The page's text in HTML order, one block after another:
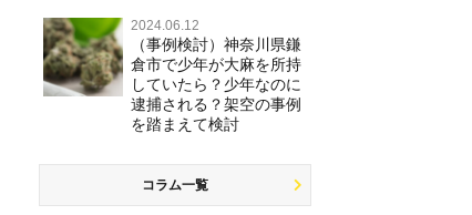
2024.06.12
（事例検討）神奈川県鎌
倉市で少年が大麻を所持
していたら？少年なのに
逮捕される？架空の事例
を踏まえて検討
コラム一覧